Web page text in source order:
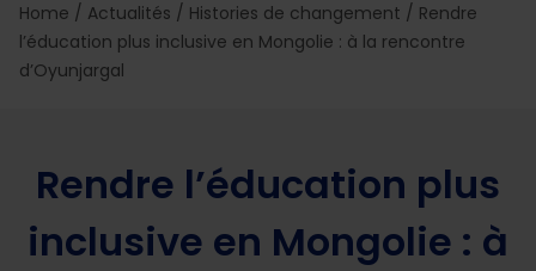
Home / Actualités / Histories de changement / Rendre
l’éducation plus inclusive en Mongolie : à la rencontre
d’Oyunjargal
Rendre l’éducation plus
inclusive en Mongolie : à